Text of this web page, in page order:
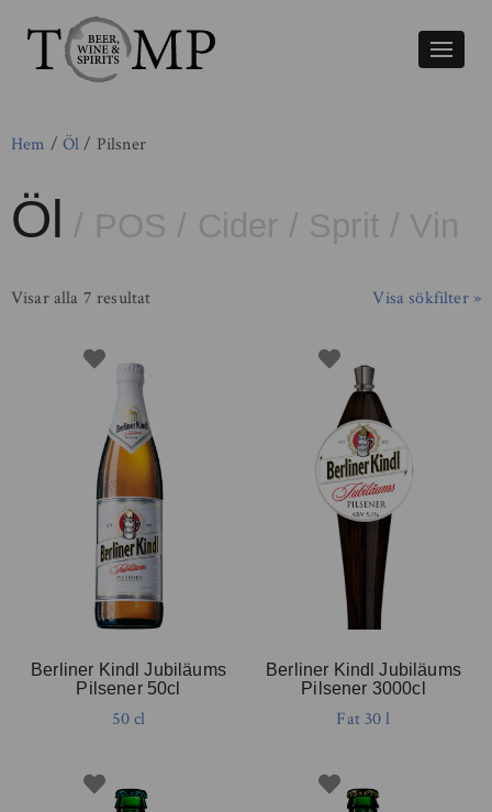
Växla
Hem / Öl/ Pilsner
Öl / POS / Cider / Sprit / Vin
Visa sökfilter »
Visar alla 7 resultat
Berliner Kindl Jubiläums
Pilsener 50cl
50 cl
Berliner Kindl Jubiläums
Pilsener 3000cl
Fat 30 l